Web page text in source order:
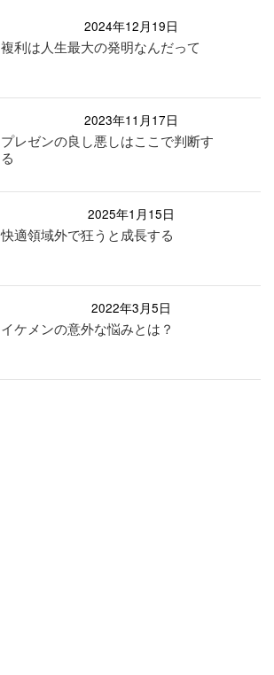
2024年12月19日
複利は人生最大の発明なんだって
2023年11月17日
プレゼンの良し悪しはここで判断す
る
2025年1月15日
快適領域外で狂うと成長する
2022年3月5日
イケメンの意外な悩みとは？